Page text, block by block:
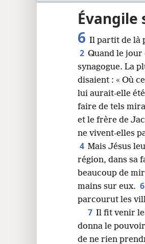
Évangile
6 Il partit de là
2 Quand le jour
synagogue. La
disaient : « Où
lui aurait-elle
faire de tels
et le frère de
ne vivent-elles
4 Mais Jésus
région, dans sa
beaucoup de
mains sur eux. 6
parcourut les
7 Il fit venir
donna le
de ne rien